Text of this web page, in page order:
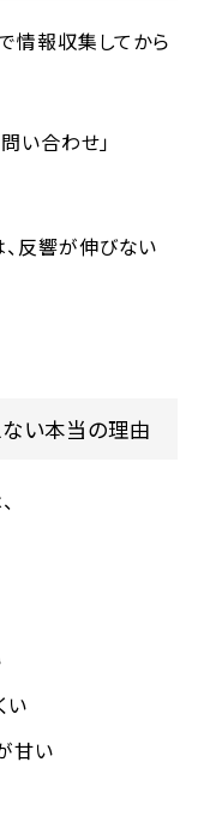
情報収集してから
い合わせ」
反響が伸びない
い本当の理由
い
甘い